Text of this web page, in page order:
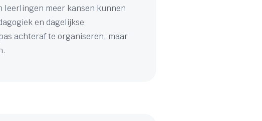
meer kansen kunnen
en dagelijkse
achteraf te organiseren, maar